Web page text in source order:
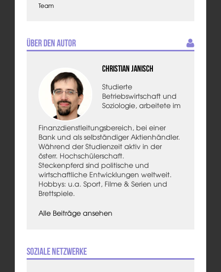
Team
Über den Autor
Christian Janisch
Studierte
Betriebswirtschaft und
Soziologie, arbeitete im
Finanzdienstleitungsbereich, bei einer
Bank und als selbständiger Aktienhändler.
Während der Studienzeit aktiv in der
österr. Hochschülerschaft.
Steckenpferd sind politische und
wirtschaftliche Entwicklungen weltweit.
Hobbys: u.a. Sport, Filme & Serien und
Brettspiele.
Alle Beiträge ansehen
Soziale Netzwerke